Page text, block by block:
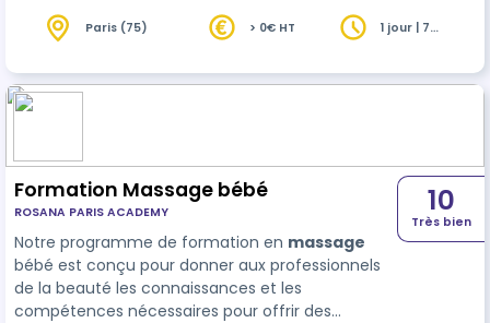
supérieure à leurs clients. La formation comprend
Paris (75) > 0€ HT
1 jour | 7
Formation Massage bébé
ROSANA PARIS ACADEMY
Notre programme de formation en massage
bébé est conçu pour donner aux professionnels
de la beauté les connaissances et les
compétences nécessaires pour offrir des
10
Très bien